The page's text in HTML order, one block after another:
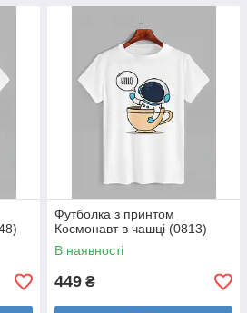
Футболка з принтом
Космонавт в чашці (0813)
В наявності
449 ₴